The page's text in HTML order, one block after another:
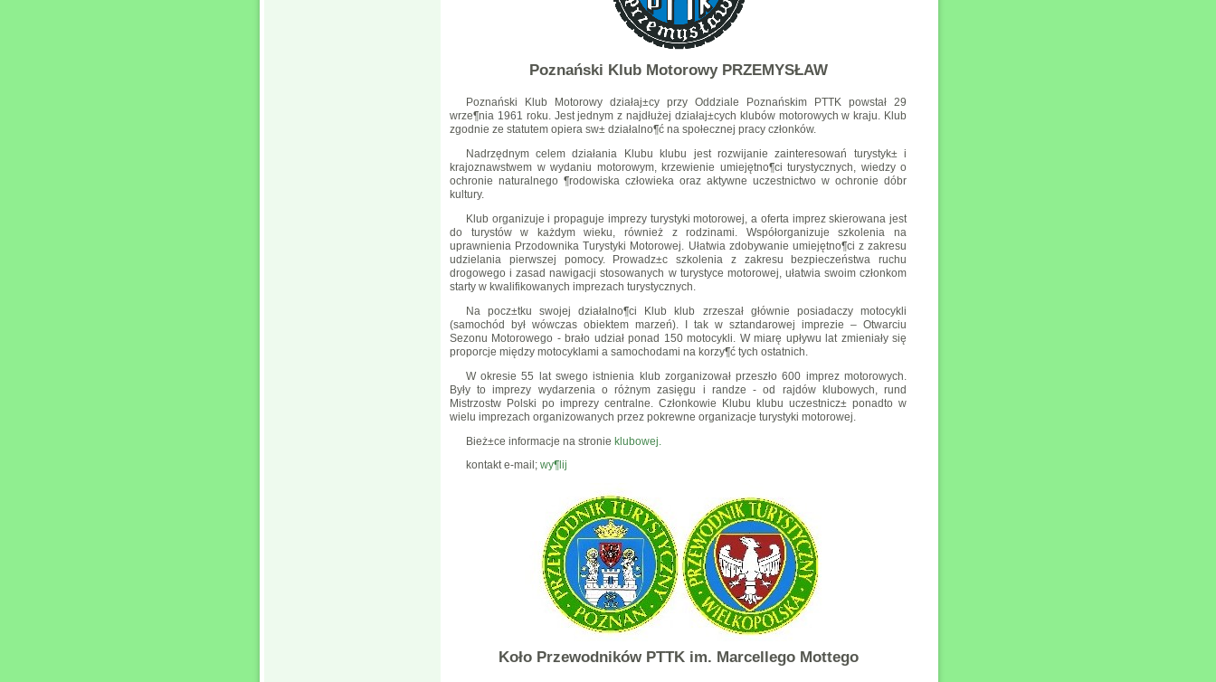
Poznański Klub Motorowy PRZEMYSŁAW
Poznański Klub Motorowy działaj±cy przy Oddziale Poznańskim PTTK powstał 29
wrze¶nia 1961 roku. Jest jednym z najdłużej działaj±cych klubów motorowych w kraju. Klub
zgodnie ze statutem opiera sw± działalno¶ć na społecznej pracy członków.
Nadrzędnym celem działania Klubu klubu jest rozwijanie zainteresowań turystyk± i
krajoznawstwem w wydaniu motorowym, krzewienie umiejętno¶ci turystycznych, wiedzy o
ochronie naturalnego ¶rodowiska człowieka oraz aktywne uczestnictwo w ochronie dóbr
kultury.
Klub organizuje i propaguje imprezy turystyki motorowej, a oferta imprez skierowana jest
do turystów w każdym wieku, również z rodzinami. Współorganizuje szkolenia na
uprawnienia Przodownika Turystyki Motorowej. Ułatwia zdobywanie umiejętno¶ci z zakresu
udzielania pierwszej pomocy. Prowadz±c szkolenia z zakresu bezpieczeństwa ruchu
drogowego i zasad nawigacji stosowanych w turystyce motorowej, ułatwia swoim członkom
starty w kwalifikowanych imprezach turystycznych.
Na pocz±tku swojej działalno¶ci Klub klub zrzeszał głównie posiadaczy motocykli
(samochód był wówczas obiektem marzeń). I tak w sztandarowej imprezie – Otwarciu
Sezonu Motorowego - brało udział ponad 150 motocykli. W miarę upływu lat zmieniały się
proporcje między motocyklami a samochodami na korzy¶ć tych ostatnich.
W okresie 55 lat swego istnienia klub zorganizował przeszło 600 imprez motorowych.
Były to imprezy wydarzenia o różnym zasięgu i randze - od rajdów klubowych, rund
Mistrzostw Polski po imprezy centralne. Członkowie Klubu klubu uczestnicz± ponadto w
wielu imprezach organizowanych przez pokrewne organizacje turystyki motorowej.
Bież±ce informacje na stronie klubowej.
kontakt e-mail; wy¶lij
Koło Przewodników PTTK im. Marcellego Mottego